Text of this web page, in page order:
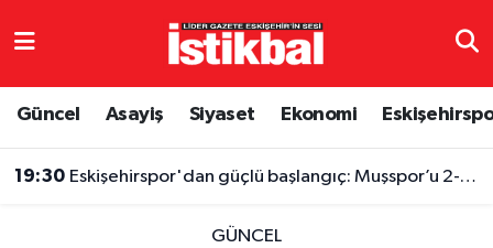
Güncel Asayiş Siyaset Ekonomi
19:30 Eskişehirspor'dan güçlü başlangıç: Muşspor’u 2-1 mağlup ettiler
GÜNCEL
Eskişehirspor
Eskişehir Nöbetçi Eczaneler